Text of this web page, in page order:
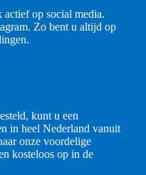
op social media.
Zo bent u altijd op
kunt u een
in heel Nederland vanuit
onze voordelige
kosteloos op in de